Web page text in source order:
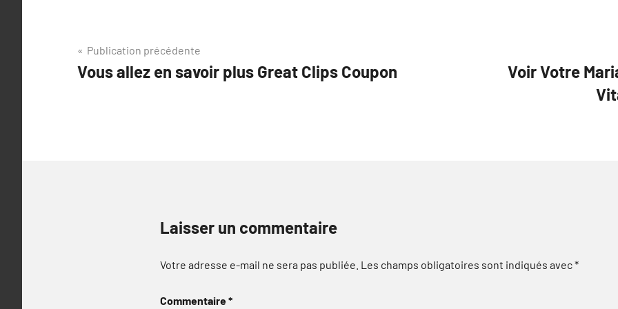
Navigation
de
Publication précédente
Vous allez en savoir plus Great Clips Coupon
Voir Votre
Laisser un commentaire
Votre adresse e-mail ne sera pas publiée. Les champs obligatoires sont indiqués avec*
Commentaire*